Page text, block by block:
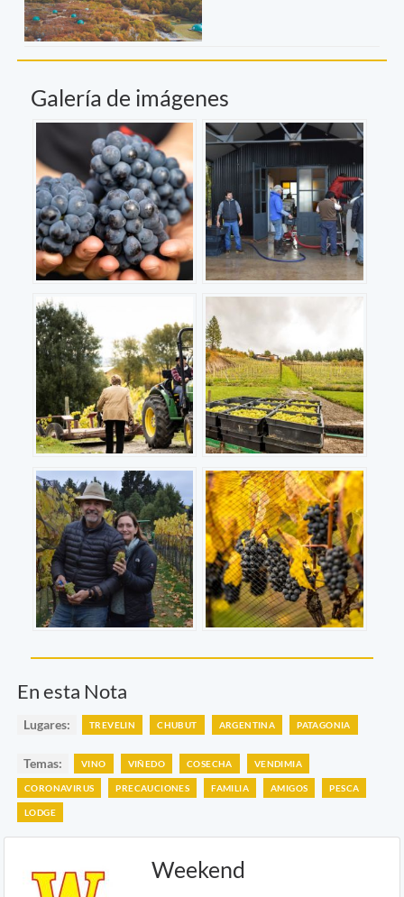
Galería de imágenes
En esta Nota
Lugares: TREVELIN CHUBUT ARGENTINA PATAGONIA
Temas: VINO VIÑEDO COSECHA VENDIMIA
CORONAVIRUS PRECAUCIONES FAMILIA AMIGOS PESCA
LODGE
Weekend